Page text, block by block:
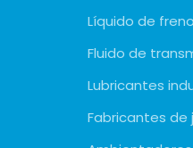
Líquido de
Fluido de
Lubricantes
Fabricantes de